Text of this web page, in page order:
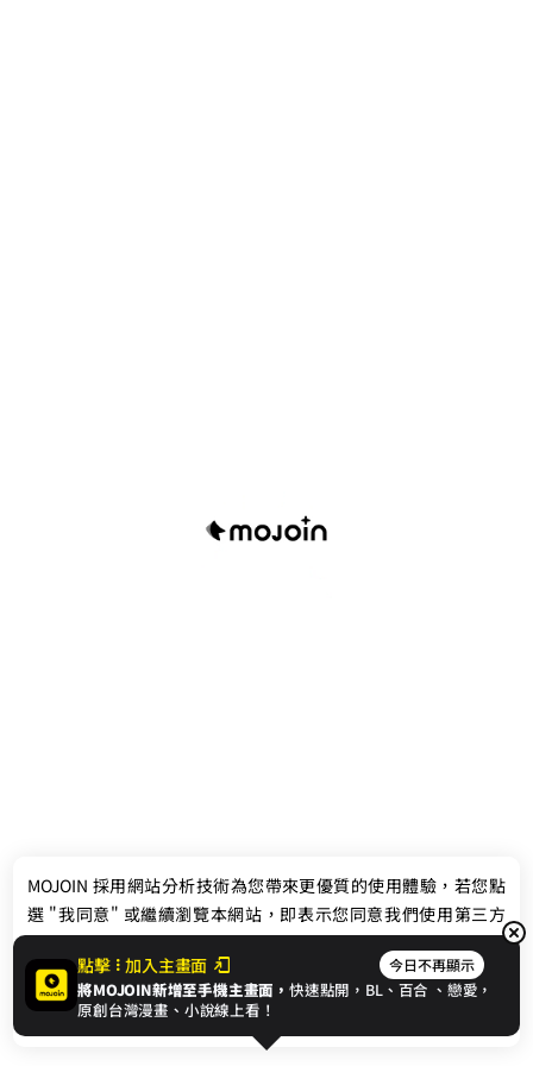
聯絡我們
© 2024 gamania Digital Entertainment Co., Ltd.
點擊 加入主畫面 今日不再顯示
將MOJOIN新增至手機主畫面，快速點開，BL、 百合 、戀愛，
原創台灣漫畫、小說線上看！
MOJOIN 採用網站分析技術為您帶來更優質的使用體驗，若您點
選 "我同意" 或繼續瀏覽本網站，即表示您同意我們使用第三方
Cookie，欲瞭解更多資訊請見隱私權政策。
我同意